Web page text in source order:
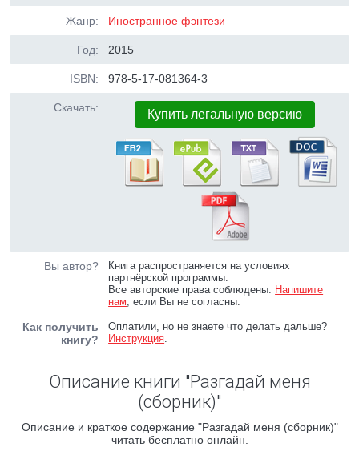
Жанр: Иностранное фэнтези
Год: 2015
ISBN: 978-5-17-081364-3
Скачать: Купить легальную версию
Вы автор?
Книга распространяется на условиях
партнёрской программы.
Все авторские права соблюдены. Напишите
нам, если Вы не согласны.
Как получить
книгу?
Оплатили, но не знаете что делать дальше?
Инструкция.
Описание книги "Разгадай меня
(сборник)"
Описание и краткое содержание "Разгадай меня (сборник)"
читать бесплатно онлайн.